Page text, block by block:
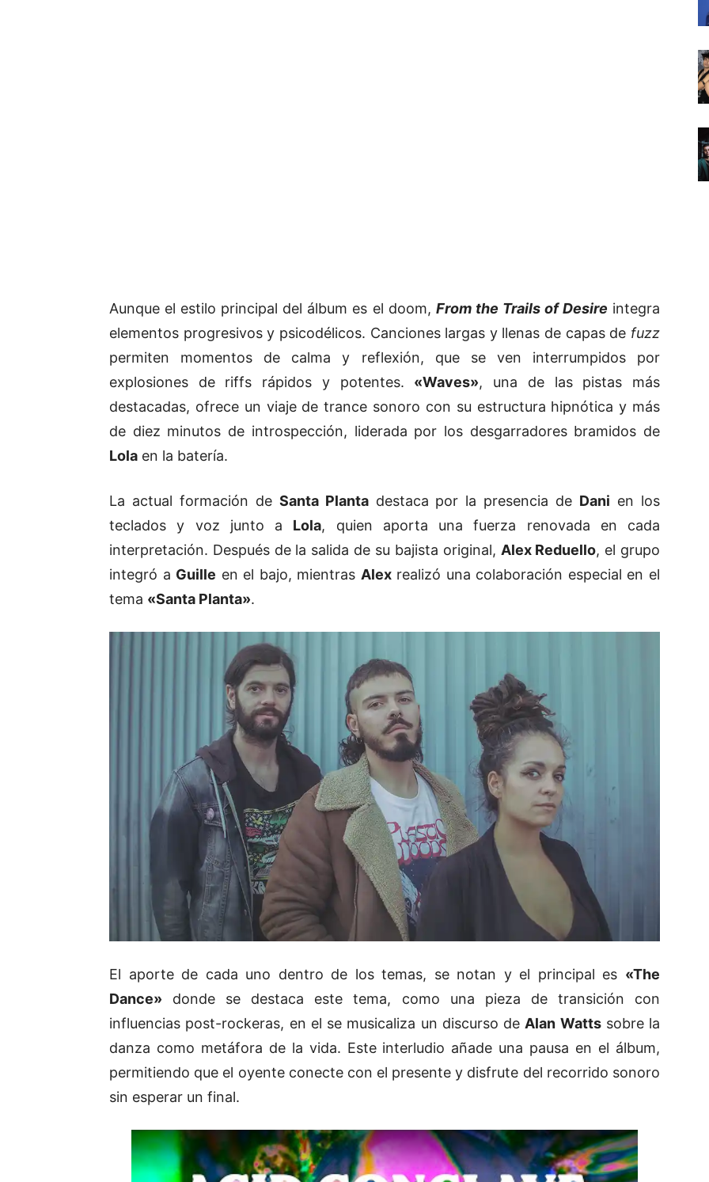
Aunque el estilo principal del álbum es el doom, From the Trails of Desire integra
elementos progresivos y psicodélicos. Canciones largas y llenas de capas de fuzz
permiten momentos de calma y reflexión, que se ven interrumpidos por
explosiones de riffs rápidos y potentes. «Waves», una de las pistas más
destacadas, ofrece un viaje de trance sonoro con su estructura hipnótica y más
de diez minutos de introspección, liderada por los desgarradores bramidos de
Lola en la batería.
La actual formación de Santa Plantadestaca por la presencia de Dani en los
teclados y voz junto a Lola, quien aporta una fuerza renovada en cada
interpretación. Después de la salida de su bajista original, Alex Reduello, el grupo
integró a Guille en el bajo, mientras Alexrealizó una colaboración especial en el
tema «Santa Planta».
El aporte de cada uno dentro de los temas, se notan y el principal es «The
Dance» donde se destaca este tema, como una pieza de transición con
influencias post-rockeras, en el se musicaliza un discurso deAlan Wattssobre la
danza como metáfora de la vida. Este interludio añade una pausa en el álbum,
permitiendo que el oyente conecte con el presente y disfrute del recorrido sonoro
sin esperar un final.